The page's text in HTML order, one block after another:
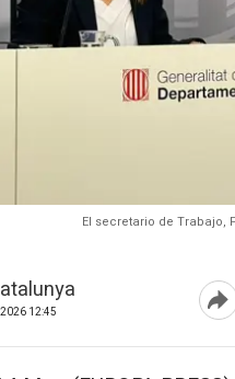
El secretario de Trabajo,
12:45